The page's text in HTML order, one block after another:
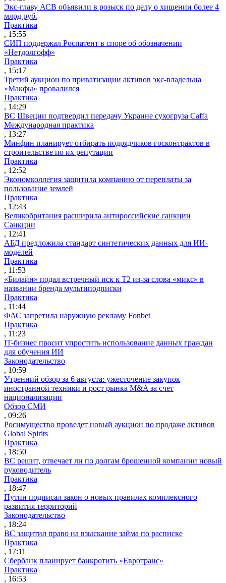
Экс-главу АСВ объявили в розыск по делу о хищении более 4
млрд руб.
Практика
, 15:55
СИП поддержал Роспатент в споре об обозначении
«Нетдолгофф»
Практика
, 15:17
Третий аукцион по приватизации активов экс-владельца
«Макфы» провалился
Практика
, 14:29
ВС Швеции подтвердил передачу Украине сухогруза Caffa
Международная практика
, 13:27
Минфин планирует отбирать подрядчиков госконтрактов в
строительстве по их репутации
Практика
, 12:52
Экономколлегия защитила компанию от переплаты за
пользование землей
Практика
, 12:43
Великобритания расширила антироссийские санкции
Санкции
, 12:41
АБД предложила стандарт синтетических данных для ИИ-
моделей
Практика
, 11:53
«Билайн» подал встречный иск к Т2 из-за слова «микс» в
названии бренда мультиподписки
Практика
, 11:44
ФАС запретила наружную рекламу Fonbet
Практика
, 11:23
IT-бизнес просит упростить использование данных граждан
для обучения ИИ
Законодательство
, 10:59
Утренний обзор за 6 августа: ужесточение закупок
иностранной техники и рост рынка M&A за счет
национализации
Обзор СМИ
, 09:26
Росимущество проведет новый аукцион по продаже активов
Global Spirits
Практика
, 18:50
ВС решит, отвечает ли по долгам брошенной компании новый
руководитель
Практика
, 18:47
Путин подписал закон о новых правилах комплексного
развития территорий
Законодательство
, 18:24
ВС защитил право на взыскание займа по расписке
Практика
, 17:11
Сбербанк планирует банкротить «Евротранс»
Практика
, 16:53